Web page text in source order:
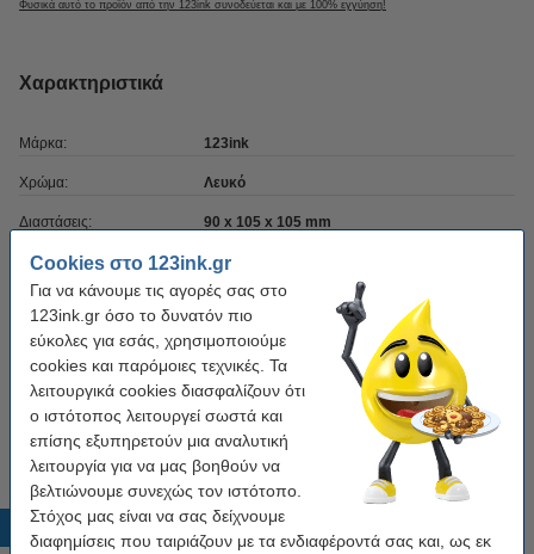
Cookies στο 123ink.gr
Για να κάνουμε τις αγορές σας στο
123ink.gr όσο το δυνατόν πιο
εύκολες για εσάς, χρησιμοποιούμε
cookies και παρόμοιες τεχνικές. Τα
λειτουργικά cookies διασφαλίζουν ότι
ο ιστότοπος λειτουργεί σωστά και
επίσης εξυπηρετούν μια αναλυτική
λειτουργία για να μας βοηθούν να
βελτιώνουμε συνεχώς τον ιστότοπο.
Στόχος μας είναι να σας δείχνουμε
διαφημίσεις που ταιριάζουν με τα ενδιαφέροντά σας και, ως εκ
Φυσικά αυτό το προϊόν από την 123ink συνοδεύεται και με 100% εγγύηση!
Χαρακτηριστικά
Μάρκα: 123ink
Χρώμα: Λευκό
Διαστάσεις: 90 x 105 x 105 mm
Κατηγορία: wood-free paper
Κωδικός πρ.: 300625
Αρ. Φύλλων: 1.000 Φύλλα
89x89x90 mm
Τύπος: memo cube
Δημοφιλή προϊόντα